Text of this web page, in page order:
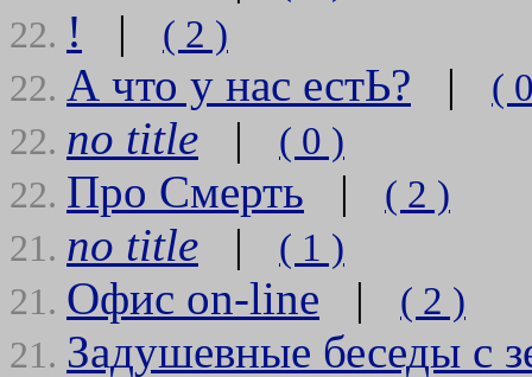
22. ! | ( 2 )
22. А что у нас естЬ? | (
22. no title | ( 0 )
22. Про Смерть | ( 2 )
21. no title | ( 1 )
21. Офис on-line | ( 2 )
21. Задушевные беседы с